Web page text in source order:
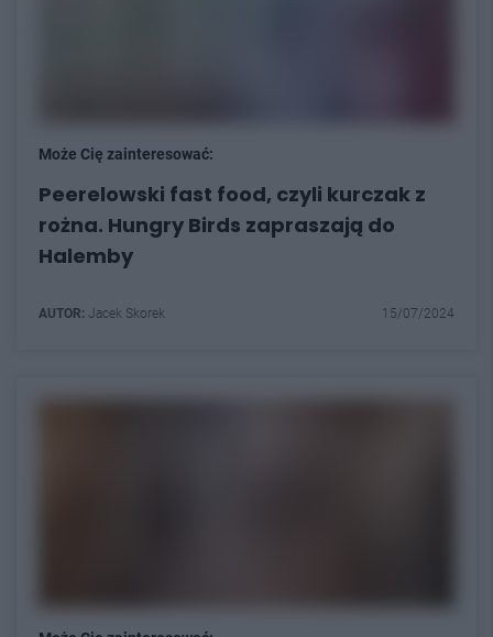
Może Cię zainteresować:
Peerelowski fast food, czyli kurczak z
rożna. Hungry Birds zapraszają do
Halemby
AUTOR: Jacek Skorek 15/07/2024